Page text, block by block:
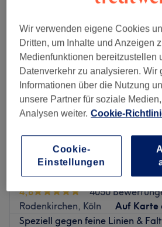
Viktoria Gloss -
4,8
4050
Rodenkirchen, Köln
Auf Karte
Speziell gegen feine Linien &
Wir verwenden eigene Cookies
Dritten, um Inhalte und Anzeigen
Medienfunktionen bereitzustellen
Datenverkehr zu analysieren. Wir
Informationen über die Nutzung
unsere Partner für soziale
Analysen weiter. Cookie-
Cookie-
Einstellungen